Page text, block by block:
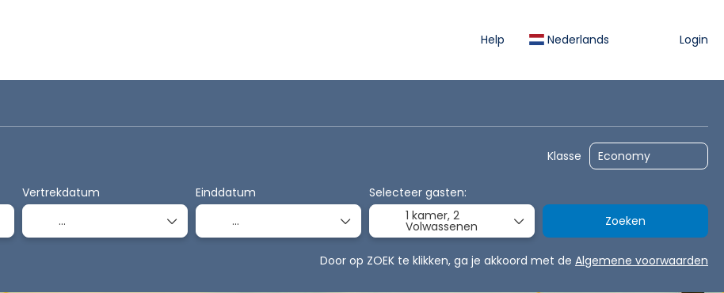
Help Nederlands Login
Klasse
Vertrekdatum Einddatum
Selecteer gasten:
1 kamer, 2
Volwassenen Zoeken
Door op ZOEK te klikken, ga je akkoord met de Algemene voorwaarden